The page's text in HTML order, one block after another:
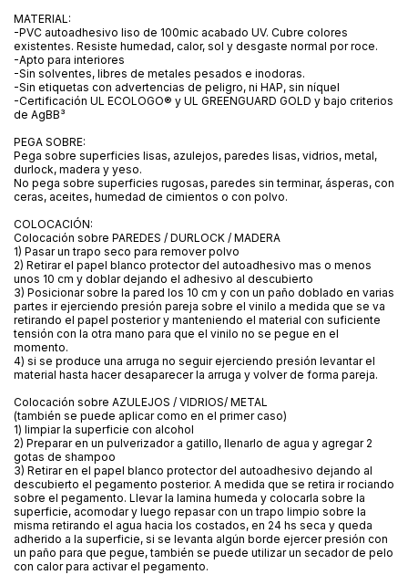
MATERIAL:
-PVC autoadhesivo liso de 100mic acabado UV. Cubre colores
existentes. Resiste humedad, calor, sol y desgaste normal por roce.
-Apto para interiores
-Sin solventes, libres de metales pesados e inodoras.
-Sin etiquetas con advertencias de peligro, ni HAP, sin níquel
-Certificación UL ECOLOGO® y UL GREENGUARD GOLD y bajo criterios
de AgBB³
PEGA SOBRE:
Pega sobre superficies lisas, azulejos, paredes lisas, vidrios, metal,
durlock, madera y yeso.
No pega sobre superficies rugosas, paredes sin terminar, ásperas, con
ceras, aceites, humedad de cimientos o con polvo.
COLOCACIÓN:
Colocación sobre PAREDES / DURLOCK / MADERA
1) Pasar un trapo seco para remover polvo
2) Retirar el papel blanco protector del autoadhesivo mas o menos
unos 10 cm y doblar dejando el adhesivo al descubierto
3) Posicionar sobre la pared los 10 cm y con un paño doblado en varias
partes ir ejerciendo presión pareja sobre el vinilo a medida que se va
retirando el papel posterior y manteniendo el material con suficiente
tensión con la otra mano para que el vinilo no se pegue en el
momento.
4) si se produce una arruga no seguir ejerciendo presión levantar el
material hasta hacer desaparecer la arruga y volver de forma pareja.
Colocación sobre AZULEJOS / VIDRIOS/ METAL
(también se puede aplicar como en el primer caso)
1) limpiar la superficie con alcohol
2) Preparar en un pulverizador a gatillo, llenarlo de agua y agregar 2
gotas de shampoo
3) Retirar en el papel blanco protector del autoadhesivo dejando al
descubierto el pegamento posterior. A medida que se retira ir rociando
sobre el pegamento. Llevar la lamina humeda y colocarla sobre la
superficie, acomodar y luego repasar con un trapo limpio sobre la
misma retirando el agua hacia los costados, en 24 hs seca y queda
adherido a la superficie, si se levanta algún borde ejercer presión con
un paño para que pegue, también se puede utilizar un secador de pelo
con calor para activar el pegamento.